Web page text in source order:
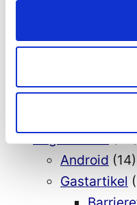
Digitale
Allgemeines
Android (14)
Gastartikel